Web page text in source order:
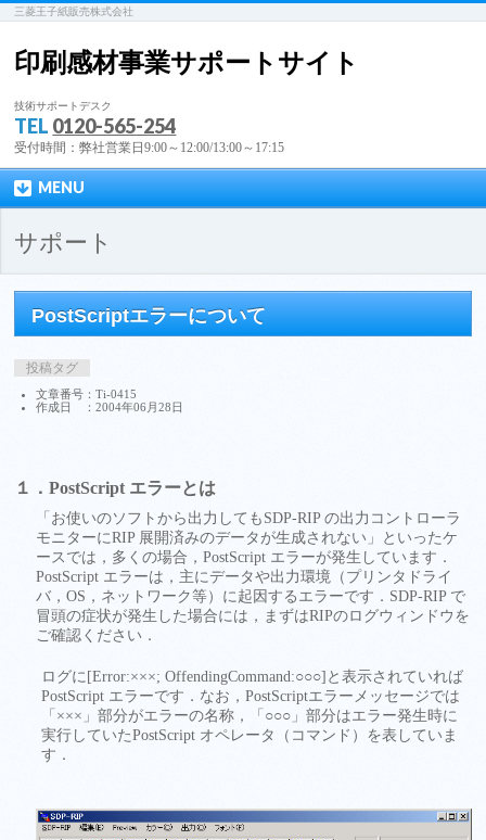
三菱王子紙販売株式会社
印刷感材事業サポートサイト
技術サポートデスク
TEL 0120-565-254
受付時間：弊社営業日9:00～12:00/13:00～17:15
MENU
サポート
PostScriptエラーについて
投稿タグ
文章番号：Ti-0415
作成日 ：2004年06月28日
１．PostScript エラーとは
「お使いのソフトから出力してもSDP-RIP の出力コントローラ
モニターにRIP 展開済みのデータが生成されない」といったケ
ースでは，多くの場合，PostScript エラーが発生しています．
PostScript エラーは，主にデータや出力環境（プリンタドライ
バ，OS，ネットワーク等）に起因するエラーです．SDP-RIP で
冒頭の症状が発生した場合には，まずはRIPのログウィンドウを
ご確認ください．
ログに[Error:×××; OffendingCommand:○○○]と表示されていれば
PostScript エラーです．なお，PostScriptエラーメッセージでは
「×××」部分がエラーの名称，「○○○」部分はエラー発生時に
実行していたPostScript オペレータ（コマンド）を表していま
す．